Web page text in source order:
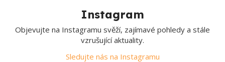
Instagram
Objevujte na Instagramu svěží, zajímavé pohledy a stále
vzrušující aktuality.
Sledujte nás na Instagramu